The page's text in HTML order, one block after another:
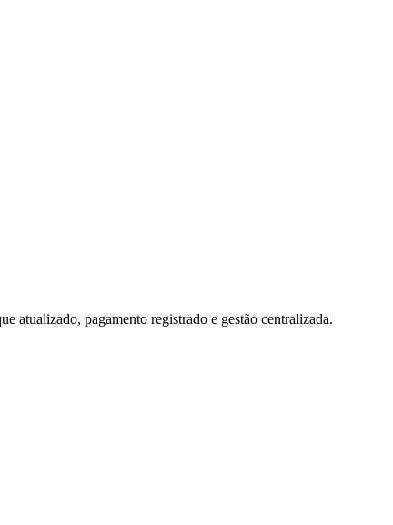
atualizado, pagamento registrado e gestão centralizada.